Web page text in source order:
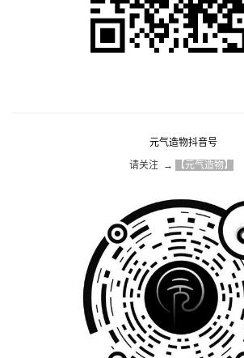
元气造物抖音号
请关注  → 【元气造物】